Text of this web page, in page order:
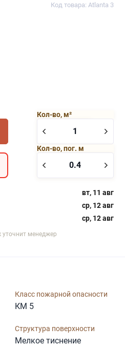
Код товара: Atlanta 3
Кол-во, м²
Кол-во, пог. м
вт, 11 авг
ср, 12 авг
ср, 12 авг
уточнит менеджер
Класс пожарной опасности
КМ 5
Структура поверхности
Мелкое тиснение